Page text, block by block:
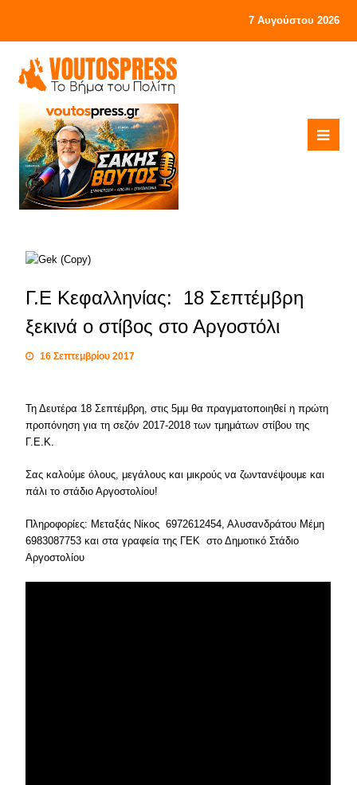
7 Αυγούστου 2026
Γ.Ε Κεφαλληνίας: 18 Σεπτέμβρη
ξεκινά ο στίβος στο Αργοστόλι
16 Σεπτεμβρίου 2017
Τη Δευτέρα 18 Σεπτέμβρη, στις 5μμ θα πραγματοποιηθεί η πρώτη
προπόνηση για τη σεζόν 2017-2018 των τμημάτων στίβου της
Γ.Ε.Κ.
Σας καλούμε όλους, μεγάλους και μικρούς να ζωντανέψουμε και
πάλι το στάδιο Αργοστολίου!
Πληροφορίες: Μεταξάς Νίκος 6972612454, Αλυσανδράτου Μέμη
6983087753 και στα γραφεία της ΓΕΚ στο Δημοτικό Στάδιο
Αργοστολίου